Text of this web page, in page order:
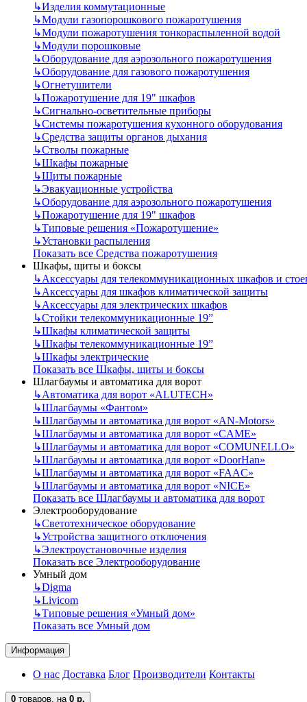
↳Изделия коммутационные
↳Модули газопорошкового пожаротушения
↳Модули пожаротушения тонкораспыленной водой
↳Модули порошковые
↳Оборудование для аэрозольного пожаротушения
↳Оборудование для газового пожаротушения
↳Огнетушители
↳Пожаротушение для 19" шкафов
↳Сигнально-осветительные приборы
↳Системы пожаротушения кухонного оборудования
↳Средства защиты органов дыхания
↳Стволы пожарные
↳Шкафы пожарные
↳Щиты пожарные
↳Эвакуационные устройства
↳Оборудование для аэрозольного пожаротушения
↳Пожаротушение для 19" шкафов
↳Типовые решения «Пожаротушение»
↳Установки распыления
Показать все Средства пожаротушения
Шкафы, щиты и боксы
↳Аксессуары для телекоммуникационных шкафов и
↳Аксессуары для шкафов климатической защиты
↳Аксессуары для электрических шкафов
↳Стойки телекоммуникационные 19”
↳Шкафы климатической защиты
↳Шкафы телекоммуникационные 19”
↳Шкафы электрические
Показать все Шкафы, щиты и боксы
Шлагбаумы и автоматика для ворот
↳Автоматика для ворот «ALUTECH»
↳Шлагбаумы «Фантом»
↳Шлагбаумы и автоматика для ворот «AN-Motors»
↳Шлагбаумы и автоматика для ворот «CAME»
↳Шлагбаумы и автоматика для ворот «COMUNELLO»
↳Шлагбаумы и автоматика для ворот «DoorHan»
↳Шлагбаумы и автоматика для ворот «FAAC»
↳Шлагбаумы и автоматика для ворот «NICE»
Показать все Шлагбаумы и автоматика для ворот
Электрооборудование
↳Светотехническое оборудование
↳Устройства защитного отключения
↳Электроустановочные изделия
Показать все Электрооборудование
Умный дом
↳Digma
↳Livicom
↳Типовые решения «Умный дом»
Показать все Умный дом
Информация
О нас Доставка Блог Производители Контакты
0 товаров, на 0 р.